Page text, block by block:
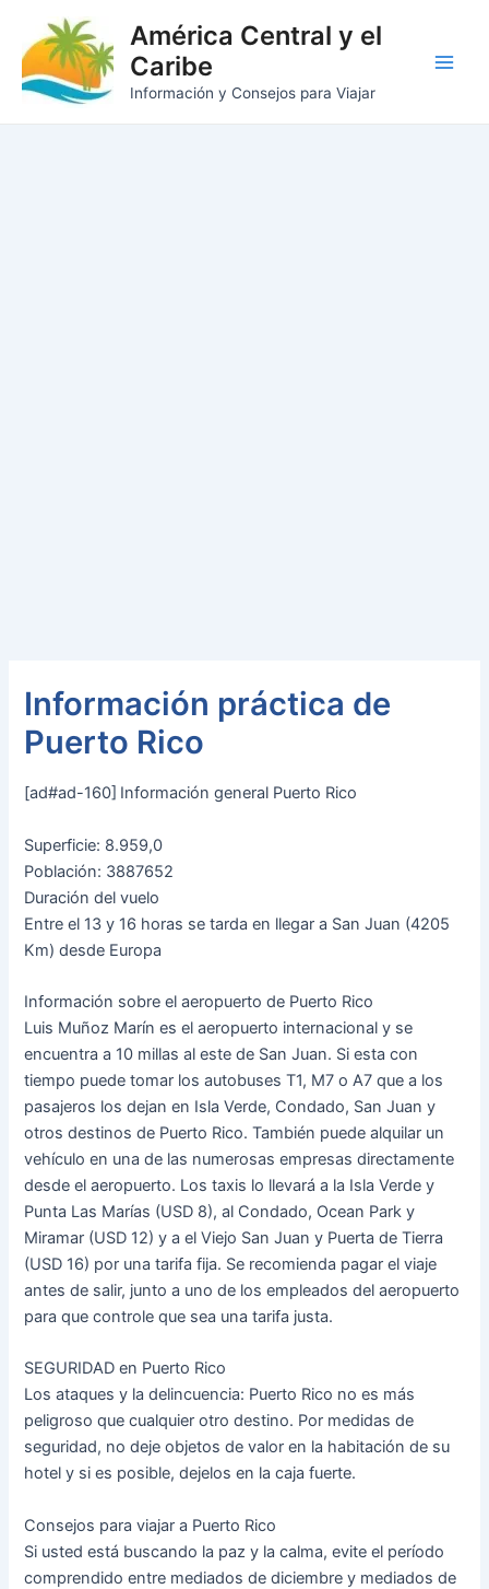
contenido
América Central y el
Caribe
Información y Consejos para Viajar
Información práctica de
Puerto Rico
[ad#ad-160] Información general Puerto Rico
Superficie: 8.959,0
Población: 3887652
Duración del vuelo
Entre el 13 y 16 horas se tarda en llegar a San Juan (4205
Km) desde Europa
Información sobre el aeropuerto de Puerto Rico
Luis Muñoz Marín es el aeropuerto internacional y se
encuentra a 10 millas al este de San Juan. Si esta con
tiempo puede tomar los autobuses T1, M7 o A7 que a los
pasajeros los dejan en Isla Verde, Condado, San Juan y
otros destinos de Puerto Rico. También puede alquilar un
vehículo en una de las numerosas empresas directamente
desde el aeropuerto. Los taxis lo llevará a la Isla Verde y
Punta Las Marías (USD 8), al Condado, Ocean Park y
Miramar (USD 12) y a el Viejo San Juan y Puerta de Tierra
(USD 16) por una tarifa fija. Se recomienda pagar el viaje
antes de salir, junto a uno de los empleados del aeropuerto
para que controle que sea una tarifa justa.
SEGURIDAD en Puerto Rico
Los ataques y la delincuencia: Puerto Rico no es más
peligroso que cualquier otro destino. Por medidas de
seguridad, no deje objetos de valor en la habitación de su
hotel y si es posible, dejelos en la caja fuerte.
Consejos para viajar a Puerto Rico
Si usted está buscando la paz y la calma, evite el período
comprendido entre mediados de diciembre y mediados de